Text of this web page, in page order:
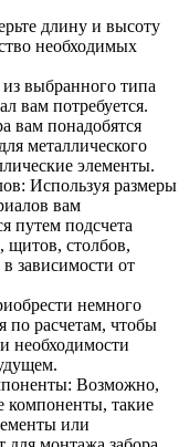
длину и высоту
необходимых
выбранного типа
вам потребуется.
вам понадобятся
металлического
элементы.
Используя размеры
вам
путем подсчета
щитов, столбов,
зависимости от
немного
по расчетам, чтобы
необходимости
Возможно,
компоненты, такие
или